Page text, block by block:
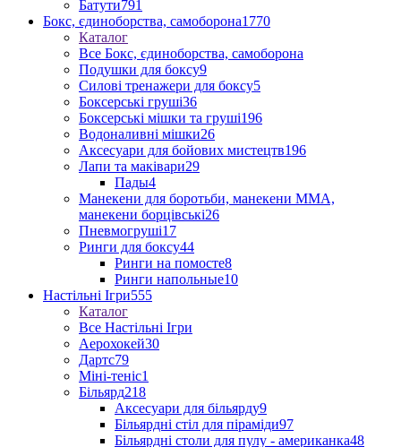
Батути791
Бокс, єдиноборства, самоборона1770
Каталог
Все Бокс, єдиноборства, самоборона
Подушки для боксу9
Силові тренажери для боксу5
Боксерські груші36
Боксерські мішки та груші196
Водоналивні мішки26
Аксесуари для бойових мистецтв196
Лапи та маківари29
Пады4
Манекени для боротьби, манекени ММА,
манекени борцівські26
Пневмогруші17
Ринги для боксу44
Ринги на помосте8
Ринги напольные10
Настільні Ігри555
Каталог
Все Настільні Ігри
Аерохокей30
Дартс79
Міні-теніс1
Більярд218
Аксесуари для більярду9
Більярдні стіл для піраміди97
Більярдні столи для пулу - американка48